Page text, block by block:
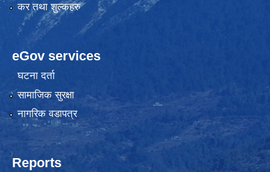
कर तथा शुल्कहरु
eGov services
घटना दर्ता
सामाजिक सुरक्षा
नागरिक वडापत्र
Reports